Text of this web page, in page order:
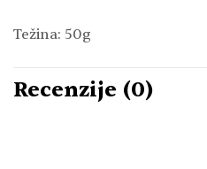
Težina: 50g
Recenzije (0)